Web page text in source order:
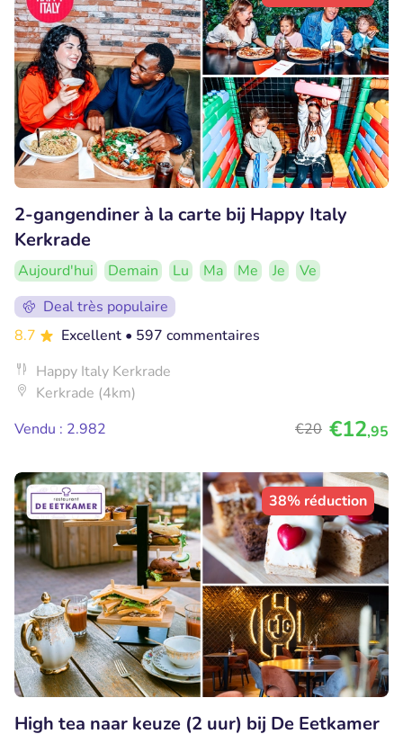
2-gangendiner à la carte bij Happy Italy
Kerkrade
Aujourd'hui Demain Lu Ma Me Je
Ve
Deal très populaire
8.7
Excellent • 597 commentaires
Happy Italy Kerkrade
Kerkrade (4km)
Vendu : 2.982
€20 €12,95
38% réduction
High tea naar keuze (2 uur) bij De Eetkamer